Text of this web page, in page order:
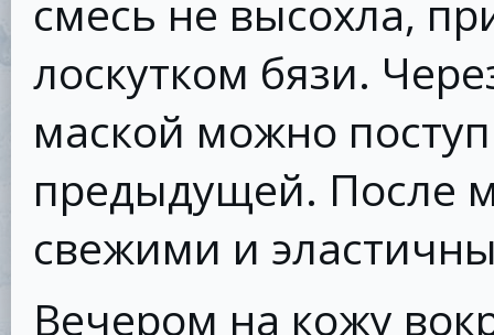
смесь не высохла,
лоскутком бязи.
маской можно
предыдущей. После
свежими и
Вечером на кожу